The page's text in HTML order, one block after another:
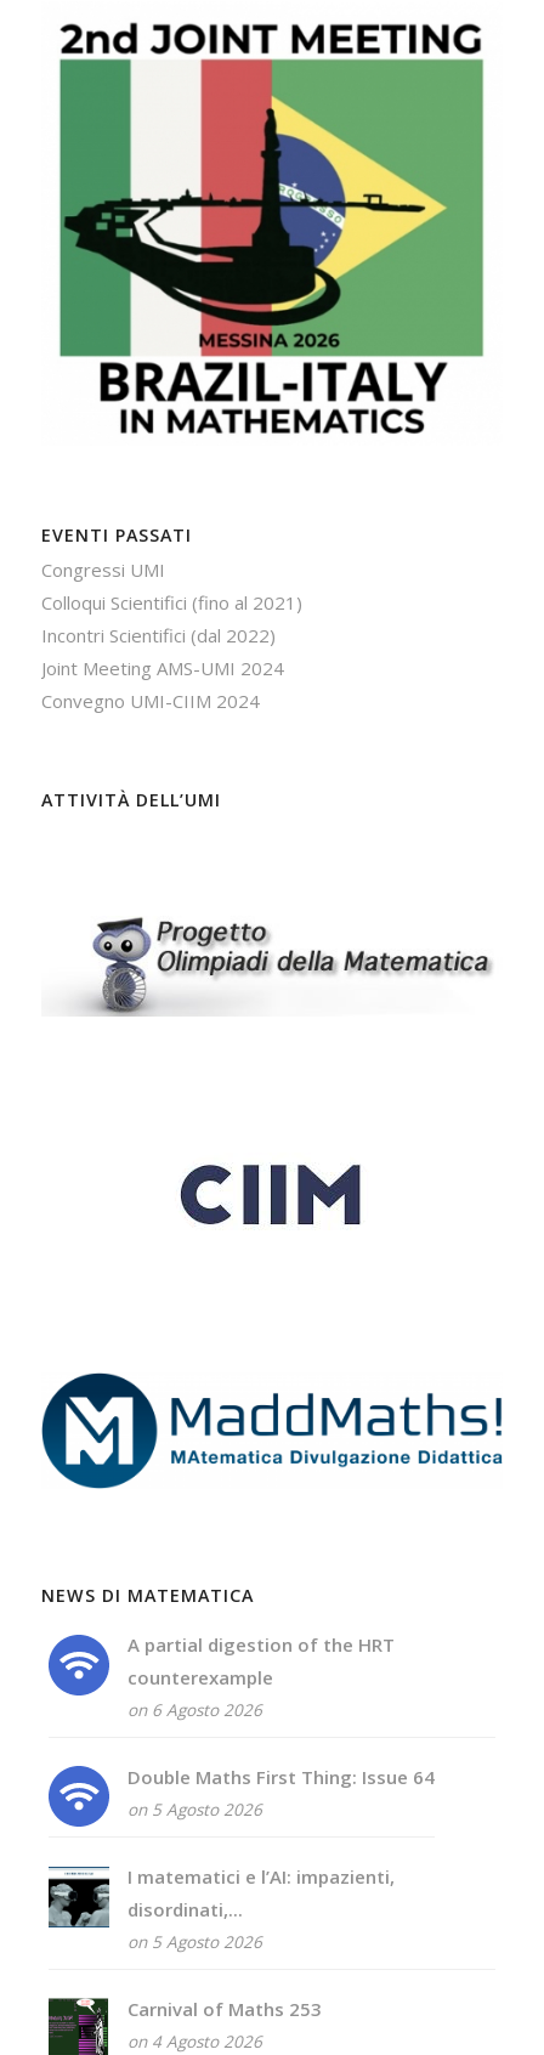
EVENTI PASSATI
Congressi UMI
Colloqui Scientifici (fino al 2021)
Incontri Scientifici (dal 2022)
Joint Meeting AMS-UMI 2024
Convegno UMI-CIIM 2024
ATTIVITÀ DELL’UMI
NEWS DI MATEMATICA
A partial digestion of the HRT
counterexample
on 6 Agosto 2026
Double Maths First Thing: Issue 64
on 5 Agosto 2026
I matematici e l’AI: impazienti,
disordinati,...
on 5 Agosto 2026
Carnival of Maths 253
on 4 Agosto 2026